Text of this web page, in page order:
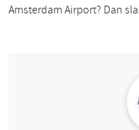
Amsterdam Airport? Dan